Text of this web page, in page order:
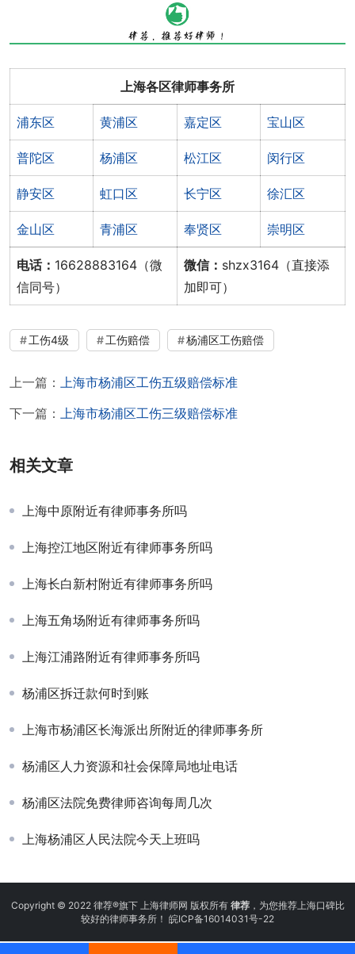
上海各区律师事务所
浦东区 黄浦区 嘉定区 宝山区
普陀区 杨浦区 松江区 闵行区
静安区 虹口区 长宁区 徐汇区
金山区 青浦区 奉贤区 崇明区
电话： 16628883164（微
信同号）
微信： shzx3164（直接添
加即可）
工伤4级 工伤赔偿 杨浦区工伤赔偿
上一篇：
上海市杨浦区工伤五级赔偿标准
下一篇：
上海市杨浦区工伤三级赔偿标准
相关文章
上海中原附近有律师事务所吗
上海控江地区附近有律师事务所吗
上海长白新村附近有律师事务所吗
上海五角场附近有律师事务所吗
上海江浦路附近有律师事务所吗
杨浦区拆迁款何时到账
上海市杨浦区长海派出所附近的律师事务所
杨浦区人力资源和社会保障局地址电话
杨浦区法院免费律师咨询每周几次
上海杨浦区人民法院今天上班吗
Copyright © 2022 律荐®旗下 上海律师网 版权所有 律荐，为您推荐上海口碑比
较好的律师事务所！ 皖ICP备16014031号-22